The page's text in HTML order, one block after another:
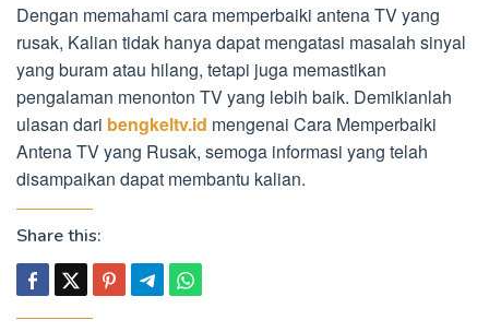
Dengan memahami cara memperbaiki antena TV yang
rusak, Kalian tidak hanya dapat mengatasi masalah sinyal
yang buram atau hilang, tetapi juga memastikan
pengalaman menonton TV yang lebih baik. Demikianlah
ulasan dari bengkeltv.id mengenai Cara Memperbaiki
Antena TV yang Rusak, semoga informasi yang telah
disampaikan dapat membantu kalian.
Share this: